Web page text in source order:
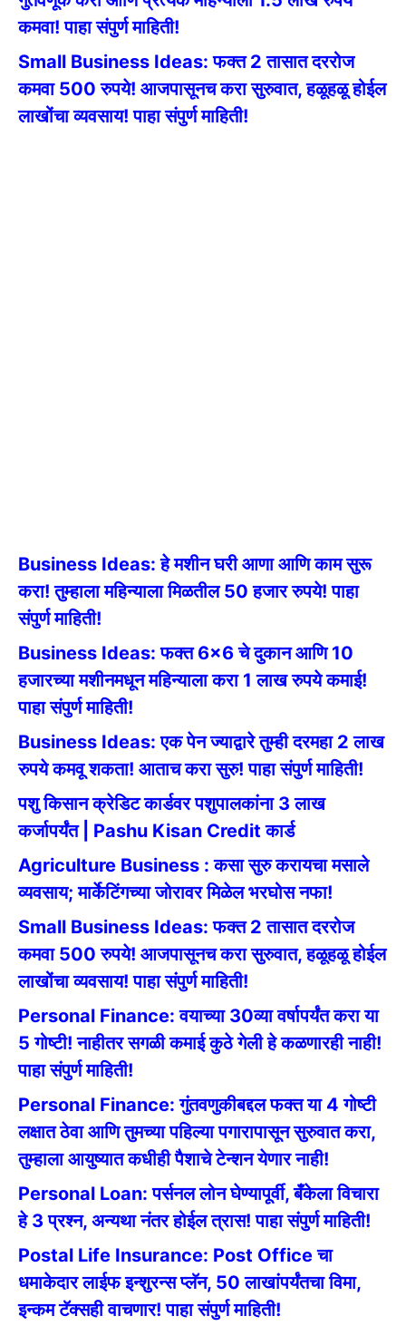
कमवा! पाहा संपुर्ण माहिती!
Small Business Ideas: फक्त 2 तासात दररोज
कमवा 500 रुपये! आजपासूनच करा सुरुवात, हळूहळू होईल
लाखोंचा व्यवसाय! पाहा संपुर्ण माहिती!
Business Ideas: हे मशीन घरी आणा आणि काम सुरू
करा! तुम्हाला महिन्याला मिळतील 50 हजार रुपये! पाहा
संपुर्ण माहिती!
Business Ideas: फक्त 6×6 चे दुकान आणि 10
हजारच्या मशीनमधून महिन्याला करा 1 लाख रुपये कमाई!
पाहा संपुर्ण माहिती!
Business Ideas: एक पेन ज्याद्वारे तुम्ही दरमहा 2 लाख
रुपये कमवू शकता! आताच करा सुरु! पाहा संपुर्ण माहिती!
पशु किसान क्रेडिट कार्डवर पशुपालकांना 3 लाख
कर्जापर्यंत | Pashu Kisan Credit कार्ड
Agriculture Business : कसा सुरु करायचा मसाले
व्यवसाय; मार्केटिंगच्या जोरावर मिळेल भरघोस नफा!
Small Business Ideas: फक्त 2 तासात दररोज
कमवा 500 रुपये! आजपासूनच करा सुरुवात, हळूहळू होईल
लाखोंचा व्यवसाय! पाहा संपुर्ण माहिती!
Personal Finance: वयाच्या 30व्या वर्षापर्यंत करा या
5 गोष्टी! नाहीतर सगळी कमाई कुठे गेली हे कळणारही नाही!
पाहा संपुर्ण माहिती!
Personal Finance: गुंतवणुकीबद्दल फक्त या 4 गोष्टी
लक्षात ठेवा आणि तुमच्या पहिल्या पगारापासून सुरुवात करा,
तुम्हाला आयुष्यात कधीही पैशाचे टेन्शन येणार नाही!
Personal Loan: पर्सनल लोन घेण्यापूर्वी, बँकेला विचारा
हे 3 प्रश्न, अन्यथा नंतर होईल त्रास! पाहा संपुर्ण माहिती!
Postal Life Insurance: Post Office चा
धमाकेदार लाईफ इन्शुरन्स प्लॅन, 50 लाखांपर्यंतचा विमा,
इन्कम टॅक्सही वाचणार! पाहा संपुर्ण माहिती!